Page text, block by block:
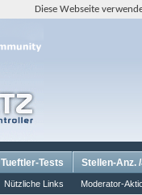
Nützliche Links Moderator-
Tueftler-Tests Stellen-Anz.
Diese Webseite